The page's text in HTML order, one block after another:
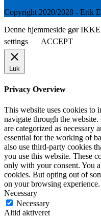
Copyright 2020/2028 - Erik
Denne hjemmeside gør
settings
ACCEPT
Luk
Privacy Overview
This website uses cookies to
navigate through the
are categorized as necessary
essential for the working of
also use third-party cookies
you use this website. These
only with your consent. You
cookies. But opting out of
on your browsing experience.
Necessary
Necessary
Altid aktiveret